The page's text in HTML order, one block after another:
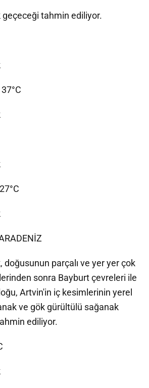
geçeceği tahmin ediliyor.
doğusunun parçalı ve yer yer çok
sonra Bayburt çevreleri ile
Artvin'in iç kesimlerinin yerel
ve gök gürültülü sağanak
ediliyor.